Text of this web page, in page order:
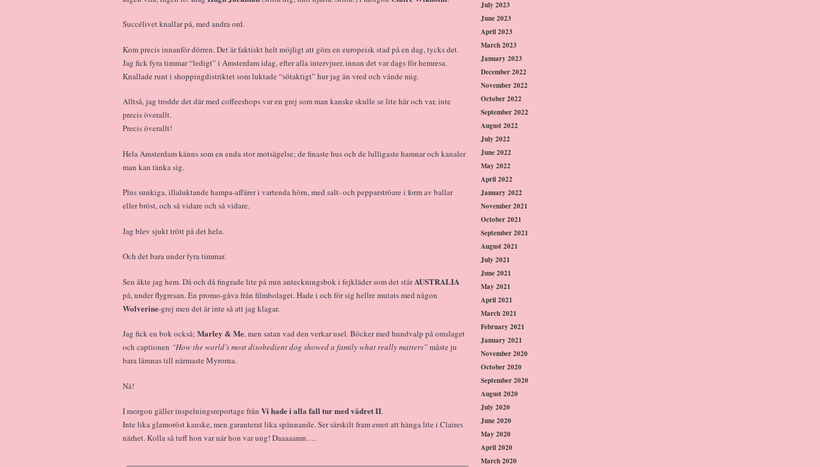
Succélivet knallar på, med andra ord.
Kom precis innanför dörren. Det är faktiskt helt möjligt att göra en europeisk stad på en dag, tycks det.
Jag fick fyra timmar “ledigt” i Amsterdam idag, efter alla intervjuer, innan det var dags för hemresa.
Knallade runt i shoppingdistriktet som luktade “sötaktigt” hur jag än vred och vände mig.
Alltså, jag trodde det där med coffeeshops var en grej som man kanske skulle se lite här och var, inte
precis överallt.
Precis överallt!
Hela Amsterdam känns som en enda stor motsägelse; de finaste hus och de lulligaste hamnar och kanaler
man kan tänka sig.
Plus sunkiga, illaluktande hampa-affärer i vartenda hörn, med salt- och pepparströare i form av ballar
eller bröst, och så vidare och så vidare.
Jag blev sjukt trött på det hela.
Och det bara under fyra timmar.
Sen åkte jag hem. Då och då fingrade lite på min anteckningsbok i fejkläder som det stårAUSTRALIA
på, under flygresan. En promo-gåva från filmbolaget. Hade i och för sig hellre mutats med någon
Wolverine-grej men det är inte så att jag klagar.
Jag fick en bok också; Marley & Me, men satan vad den verkar usel. Böcker med hundvalp på omslaget
och captionen “How the world’s most disobedient dog showed a family what really matters”måste ju
bara lämnas till närmaste Myrorna.
Nå!
I morgon gäller inspelningsreportage från Vi hade i alla fall tur med vädret II.
Inte lika glamoröst kanske, men garanterat lika spännande. Ser särskilt fram emot att hänga lite i Claires
närhet. Kolla så tuff hon var när hon var ung! Daaaaamn….
July 2023
June 2023
April 2023
March 2023
January 2023
December 2022
November 2022
October 2022
September 2022
August 2022
July 2022
June 2022
May 2022
April 2022
January 2022
November 2021
October 2021
September 2021
August 2021
July 2021
June 2021
May 2021
April 2021
March 2021
February 2021
January 2021
November 2020
October 2020
September 2020
August 2020
July 2020
June 2020
May 2020
April 2020
March 2020